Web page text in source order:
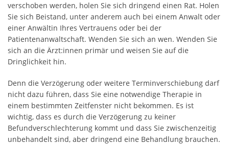
verschoben werden, holen Sie sich dringend einen Rat. Holen
Sie sich Beistand, unter anderem auch bei einem Anwalt oder
einer Anwältin Ihres Vertrauens oder bei der
Patientenanwaltschaft. Wenden Sie sich an wen. Wenden Sie
sich an die Ärzt:innen primär und weisen Sie auf die
Dringlichkeit hin.
Denn die Verzögerung oder weitere Terminverschiebung darf
nicht dazu führen, dass Sie eine notwendige Therapie in
einem bestimmten Zeitfenster nicht bekommen. Es ist
wichtig, dass es durch die Verzögerung zu keiner
Befundverschlechterung kommt und dass Sie zwischenzeitig
unbehandelt sind, aber dringend eine Behandlung brauchen.